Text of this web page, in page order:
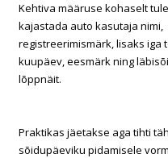
Kehtiva määruse kohaselt
kajastada auto kasutaja nimi,
registreerimismärk, lisaks iga
kuupäev, eesmärk ning
lõppnäit.
Praktikas jäetakse aga tihti
sõidupäeviku pidamisele